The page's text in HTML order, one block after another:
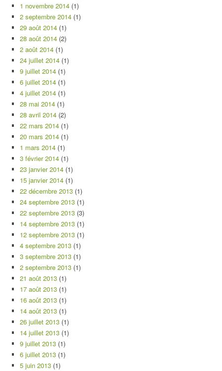
1 novembre 2014 (1)
2 septembre 2014 (1)
29 août 2014 (1)
28 août 2014 (2)
2 août 2014 (1)
24 juillet 2014 (1)
9 juillet 2014 (1)
6 juillet 2014 (1)
4 juillet 2014 (1)
28 mai 2014 (1)
28 avril 2014 (2)
22 mars 2014 (1)
20 mars 2014 (1)
1 mars 2014 (1)
3 février 2014 (1)
23 janvier 2014 (1)
15 janvier 2014 (1)
22 décembre 2013 (1)
24 septembre 2013 (1)
22 septembre 2013 (3)
14 septembre 2013 (1)
12 septembre 2013 (1)
4 septembre 2013 (1)
3 septembre 2013 (1)
2 septembre 2013 (1)
21 août 2013 (1)
17 août 2013 (1)
16 août 2013 (1)
14 août 2013 (1)
26 juillet 2013 (1)
14 juillet 2013 (1)
9 juillet 2013 (1)
6 juillet 2013 (1)
5 juin 2013 (1)